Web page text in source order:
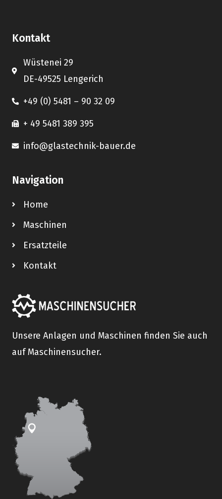
Kontakt
Wüstenei 29
DE-49525 Lengerich
+49 (0) 5481 – 90 32 09
+ 49 5481 389 395
info@glastechnik-bauer.de
Navigation
Home
Maschinen
Ersatzteile
Kontakt
Unsere Anlagen und Maschinen finden Sie auch
auf Maschinensucher.